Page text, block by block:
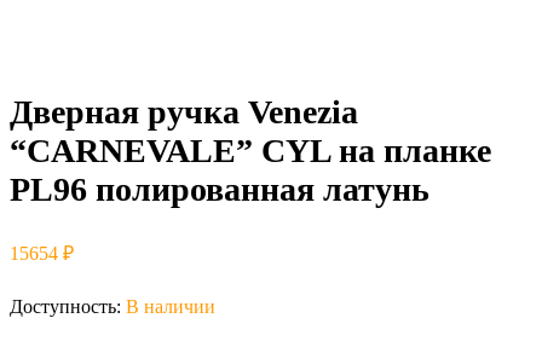
Дверная ручка Venezia
“CARNEVALE” CYL на планке
PL96 полированная латунь
15654 ₽
Доступность: В наличии